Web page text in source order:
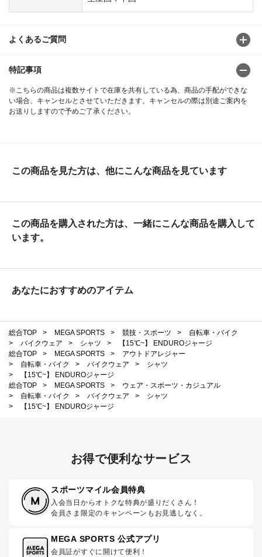
よくあるご質問
特記事項
※こちらの商品は複数サイトで在庫を共有している為、商品の手配ができな
い場合、キャンセルとさせていただきます。キャンセルの際は別途ご案内を
お送りしますので予めご了承ください。
この商品を見た方は、他にこんな商品を見ています
この商品を購入された方は、一緒にこんな商品を購入して
います。
あなたにおすすめのアイテム
総合TOP > MEGA SPORTS > 競技・スポーツ >
自転車・バイク
>
バイクウェア > シャツ >
【15℃~】 ENDUROジャージ
総合TOP
> MEGA SPORTS >
アウトドアレジャー
>
自転車・バイク > バイクウェア >
シャツ
>
【15℃~】 ENDUROジャージ
総合TOP
> MEGA SPORTS >
ウェア・スポーツ・カジュアル
>
自転車・バイク > バイクウェア >
シャツ
>
【15℃~】 ENDUROジャージ
お得で便利なサービス
スポーツマイル会員特典
入会当日からオトクな特典が盛りだくさん！
会員さま限定のキャンペーンもお見逃しなく。
MEGA SPORTS 公式アプリ
会員証がすぐに開けて便利！